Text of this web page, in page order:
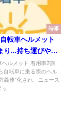
時事
転車ヘルメット
り...持ち運びや費
ヘルメット 着用率2割
自転車に乗る際のヘル
義務”化され、ニュース
...